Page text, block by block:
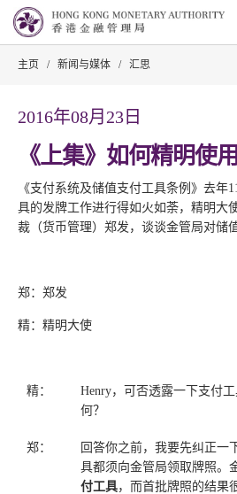
主页 / 新闻与媒体 / 汇思
2016年08月23日
《上集》如何精明使
《支付系统及储值支付工具条例》去年
具的发牌工作进行得如火如荼，精明大
裁（货币管理）郑发，谈谈金管局对储
郑：郑发
精：精明大使
精：
Henry，可否透露一下支付
何？
郑：
回答你之前，我要先纠正一
具都须向金管局领取牌照。
付工具，而首批牌照的结果